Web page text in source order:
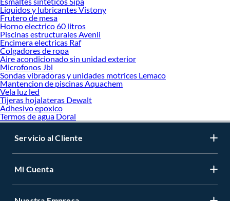
Liquidos y lubricantes Vistony
Frutero de mesa
Horno electrico 60 litros
Piscinas estructurales Avenli
Encimera electricas Raf
Colgadores de ropa
Aire acondicionado sin unidad exterior
Microfonos Jbl
Sondas vibradoras y unidades motrices Lemaco
Mantencion de piscinas Aquachem
Vela luz led
Tijeras hojalateras Dewalt
Adhesivo epoxico
Termos de agua Doral
Servicio al Cliente
Mi Cuenta